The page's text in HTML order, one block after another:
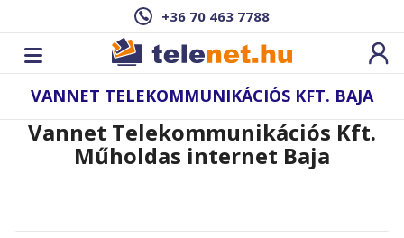
+36 70 463 7788
VANNET TELEKOMMUNIKÁCIÓS KFT. BAJA
Vannet Telekommunikációs Kft.
Műholdas internet Baja